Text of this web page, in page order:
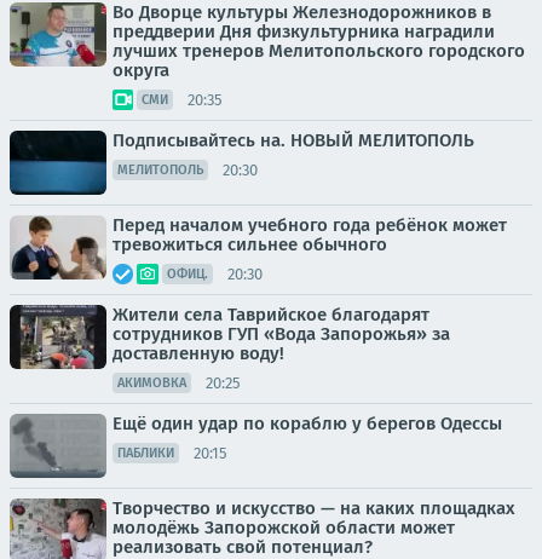
Во Дворце культуры Железнодорожников в
преддверии Дня физкультурника наградили
лучших тренеров Мелитопольского городского
округа
СМИ 20:35
Подписывайтесь на. НОВЫЙ МЕЛИТОПОЛЬ
МЕЛИТОПОЛЬ 20:30
Перед началом учебного года ребёнок может
тревожиться сильнее обычного
ОФИЦ. 20:30
Жители села Таврийское благодарят
сотрудников ГУП «Вода Запорожья» за
доставленную воду!
АКИМОВКА 20:25
Ещё один удар по кораблю у берегов Одессы
ПАБЛИКИ 20:15
Творчество и искусство — на каких площадках
молодёжь Запорожской области может
реализовать свой потенциал?